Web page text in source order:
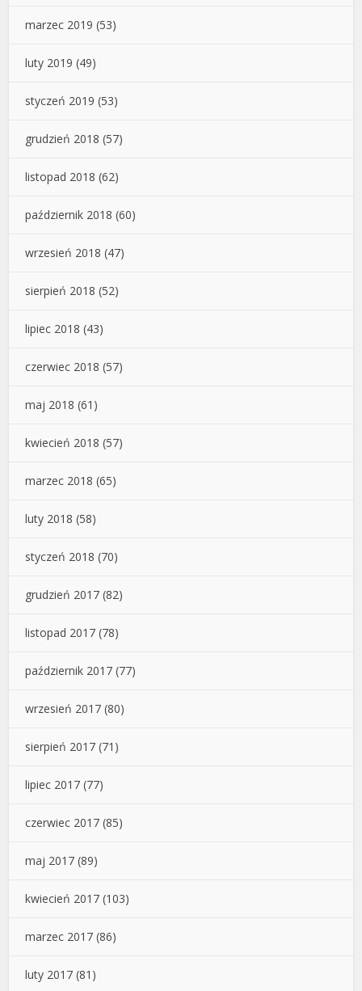
marzec 2019 (53)
luty 2019 (49)
styczeń 2019 (53)
grudzień 2018 (57)
listopad 2018 (62)
październik 2018 (60)
wrzesień 2018 (47)
sierpień 2018 (52)
lipiec 2018 (43)
czerwiec 2018 (57)
maj 2018 (61)
kwiecień 2018 (57)
marzec 2018 (65)
luty 2018 (58)
styczeń 2018 (70)
grudzień 2017 (82)
listopad 2017 (78)
październik 2017 (77)
wrzesień 2017 (80)
sierpień 2017 (71)
lipiec 2017 (77)
czerwiec 2017 (85)
maj 2017 (89)
kwiecień 2017 (103)
marzec 2017 (86)
luty 2017 (81)